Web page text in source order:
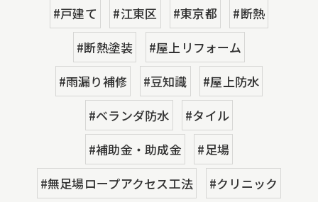
#戸建て
#江東区 #東京都
#断熱
#断熱塗装
#屋上リフォーム
#雨漏り補修
#豆知識
#屋上防水
#ベランダ防水
#タイル
#補助金・助成金
#足場
#無足場ロープアクセス工法
#クリニック